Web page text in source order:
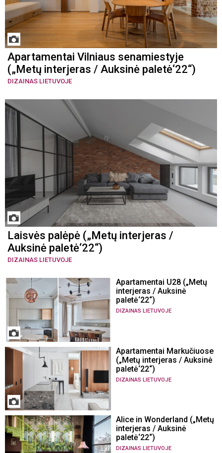
Apartamentai Vilniaus senamiestyje
(„Metų interjeras / Auksinė paletė‘22“)
DIZAINAS LIETUVOJE
Laisvės palėpė („Metų interjeras /
Auksinė paletė‘22“)
DIZAINAS LIETUVOJE
Apartamentai U28 („Metų
interjeras / Auksinė
paletė‘22“)
DIZAINAS LIETUVOJE
Apartamentai Markučiuose
(„Metų interjeras / Auksinė
paletė‘22“)
DIZAINAS LIETUVOJE
Alice in Wonderland („Metų
interjeras / Auksinė
paletė‘22“)
DIZAINAS LIETUVOJE